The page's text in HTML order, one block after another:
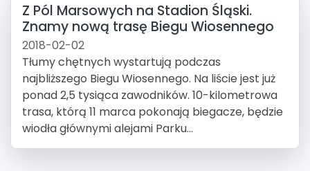
Z Pól Marsowych na Stadion Śląski.
Znamy nową trasę Biegu Wiosennego
2018-02-02
Tłumy chętnych wystartują podczas
najbliższego Biegu Wiosennego. Na liście jest już
ponad 2,5 tysiąca zawodników. 10-kilometrowa
trasa, którą 11 marca pokonają biegacze, będzie
wiodła głównymi alejami Parku...